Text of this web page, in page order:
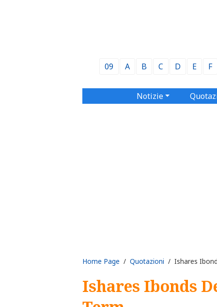
09 A B C D E F
Notizie
Home Page / Quotazioni / Ishares
Ishares Ibonds